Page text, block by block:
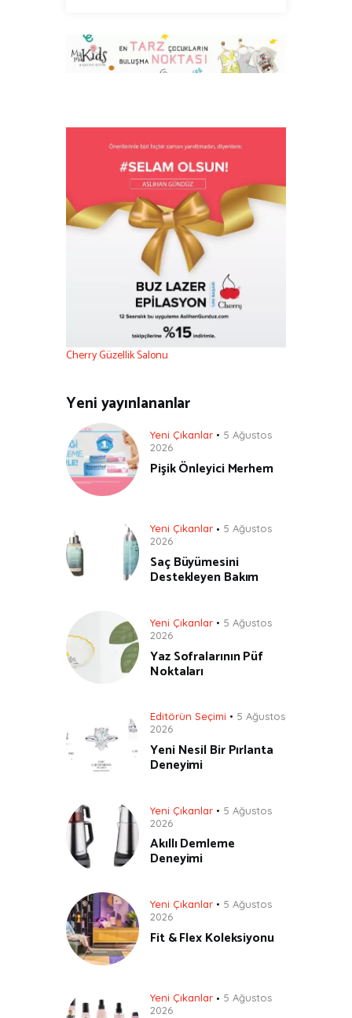
Cherry Güzellik Salonu
Yeni yayınlananlar
Yeni Çıkanlar
5 Ağustos
2026
Pişik Önleyici Merhem
Yeni Çıkanlar
5 Ağustos
2026
Saç Büyümesini
Destekleyen Bakım
Yeni Çıkanlar
5 Ağustos
2026
Yaz Sofralarının Püf
Noktaları
Editörün Seçimi
5 Ağustos
2026
Yeni Nesil Bir Pırlanta
Deneyimi
Yeni Çıkanlar
5 Ağustos
2026
Akıllı Demleme
Deneyimi
Yeni Çıkanlar
5 Ağustos
2026
Fit & Flex Koleksiyonu
Yeni Çıkanlar
5 Ağustos
2026